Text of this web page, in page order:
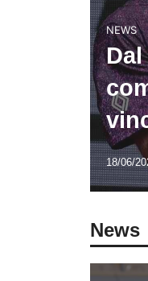
NEWS
18/06/
News